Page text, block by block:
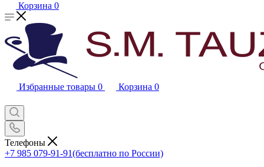
Корзина 0
Избранные товары 0 Корзина 0
Телефоны
+7 985 079-91-91(бесплатно по России)